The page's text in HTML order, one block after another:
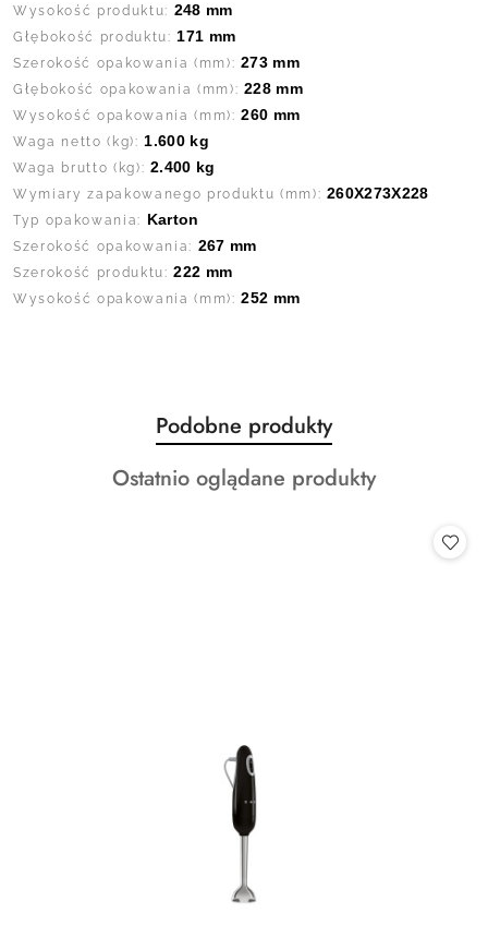
Wysokość produktu: 248 mm
Głębokość produktu:171 mm
Szerokość opakowania (mm): 273 mm
Głębokość opakowania (mm): 228 mm
Wysokość opakowania (mm):260 mm
Waga netto (kg):1.600 kg
Waga brutto (kg): 2.400 kg
Wymiary zapakowanego produktu (mm): 260X273X228
Typ opakowania: Karton
Szerokość opakowania: 267 mm
Szerokość produktu:222 mm
Wysokość opakowania (mm):252 mm
Pomiń karuzelę produktów
Produkty
o
statusie:
Podobne produkty
Produkty
Ostatnio oglądane produkty